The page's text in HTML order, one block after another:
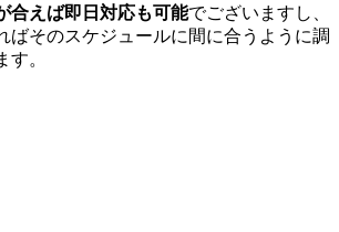
合えば即日対応も可能でございますし、
ばそのスケジュールに間に合うように調
。